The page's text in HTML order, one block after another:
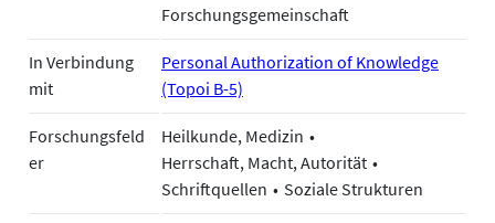
Forschungsgemeinschaft
In Verbindung
mit
Personal Authorization of Knowledge
(Topoi B-5)
Forschungsfeld
er
Heilkunde, Medizin
Herrschaft, Macht, Autorität
Schriftquellen
Soziale Strukturen